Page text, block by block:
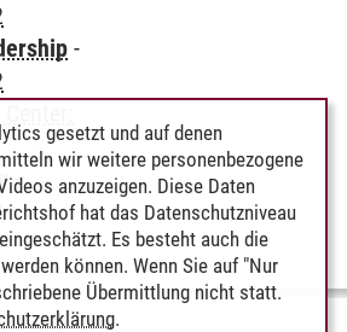
-
-
gesetzt und auf denen
wir weitere personenbezogene
anzuzeigen. Diese Daten
hat das Datenschutzniveau
Es besteht auch die
können. Wenn Sie auf "Nur
Übermittlung nicht statt.
.